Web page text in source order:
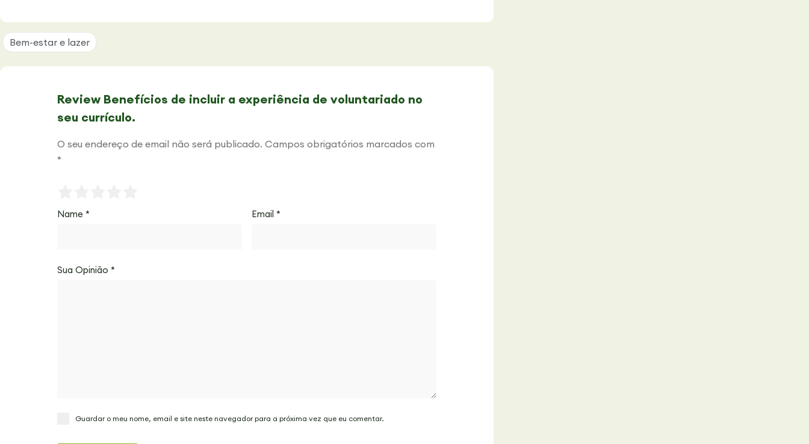
Bem-estar e lazer
Review Benefícios de incluir a experiência de voluntariado no
seu currículo.
O seu endereço de email não será publicado. Campos obrigatórios marcados com
*
Name * Email *
Sua Opinião *
Guardar o meu nome, email e site neste navegador para a próxima vez que eu comentar.